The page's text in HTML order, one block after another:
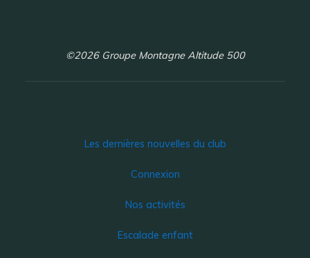
©2026 Groupe Montagne Altitude 500
Les dernières nouvelles du club
Connexion
Nos activités
Escalade enfant